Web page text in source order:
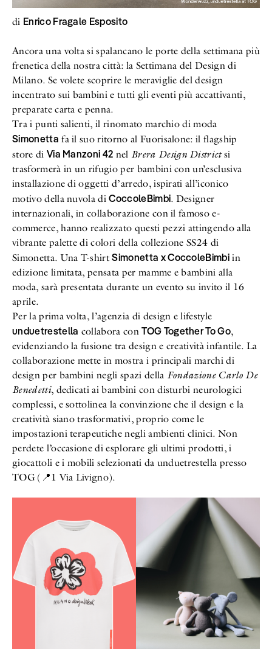
di Enrico Fragale Esposito
Ancora una volta si spalancano le porte della settimana più
frenetica della nostra città: la Settimana del Design di
Milano. Se volete scoprire le meraviglie del design
incentrato sui bambini e tutti gli eventi più accattivanti,
preparate carta e penna.
Tra i punti salienti, il rinomato marchio di moda
Simonetta fa il suo ritorno al Fuorisalone: il flagship
store di Via Manzoni 42 nel Brera Design Districtsi
trasformerà in un rifugio per bambini con un’esclusiva
installazione di oggetti d’arredo, ispirati all’iconico
motivo della nuvola diCoccoleBimbi. Designer
internazionali, in collaborazione con il famoso e-
commerce, hanno realizzato questi pezzi attingendo alla
vibrante palette di colori della collezione SS24 di
Simonetta. Una T-shirtSimonetta x CoccoleBimbi in
edizione limitata, pensata per mamme e bambini alla
moda, sarà presentata durante un evento su invito il 16
aprile.
Per la prima volta, l’agenzia di design e lifestyle
unduetrestella collabora conTOG Together To Go,
evidenziando la fusione tra design e creatività infantile. La
collaborazione mette in mostra i principali marchi di
design per bambini negli spazi della Fondazione Carlo De
Benedetti, dedicati ai bambini con disturbi neurologici
complessi, e sottolinea la convinzione che il design e la
creatività siano trasformativi, proprio come le
impostazioni terapeutiche negli ambienti clinici. Non
perdete l’occasione di esplorare gli ultimi prodotti, i
giocattoli e i mobili selezionati da unduetrestella presso
TOG (📍1 Via Livigno).